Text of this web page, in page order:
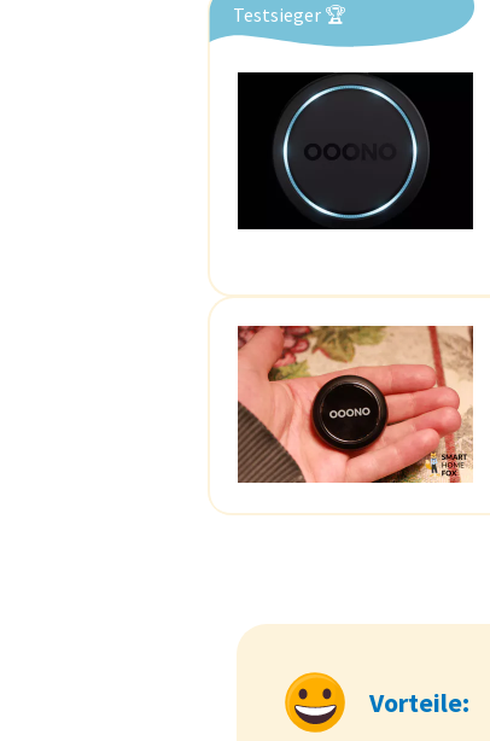
Testsieger 🏆
Vorteile: